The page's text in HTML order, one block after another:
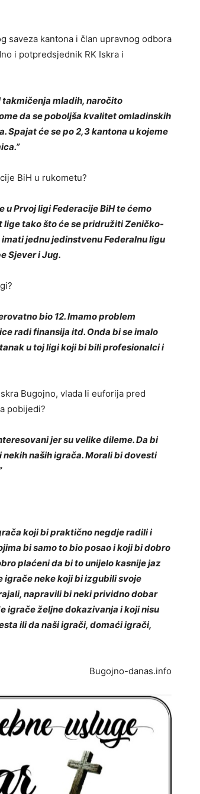
saveza kantona i član upravnog odbora
i potpredsjednik RK Iskra i
takmičenja mladih, naročito
da se poboljša kvalitet omladinskih
Spajat će se po 2,3 kantona u kojeme
BiH u rukometu?
Prvoj ligi Federacije BiH te ćemo
tako što će se pridružiti Zeničko-
jednu jedinstvenu Federalnu ligu
Sjever i Jug.
bio 12. Imamo problem
radi finansija itd. Onda bi se imalo
u toj ligi koji bi bili profesionalci i
Bugojno, vlada li euforija pred
pobijedi?
jer su velike dileme. Da bi
naših igrača. Morali bi dovesti
koji bi praktično negdje radili i
bi samo to bio posao i koji bi dobro
plaćeni da bi to unijelo kasnije jaz
igrače neke koji bi izgubili svoje
napravili bi neki prividno dobar
igrače željne dokazivanja i koji nisu
ili da naši igrači, domaći igrači,
Bugojno-danas.info